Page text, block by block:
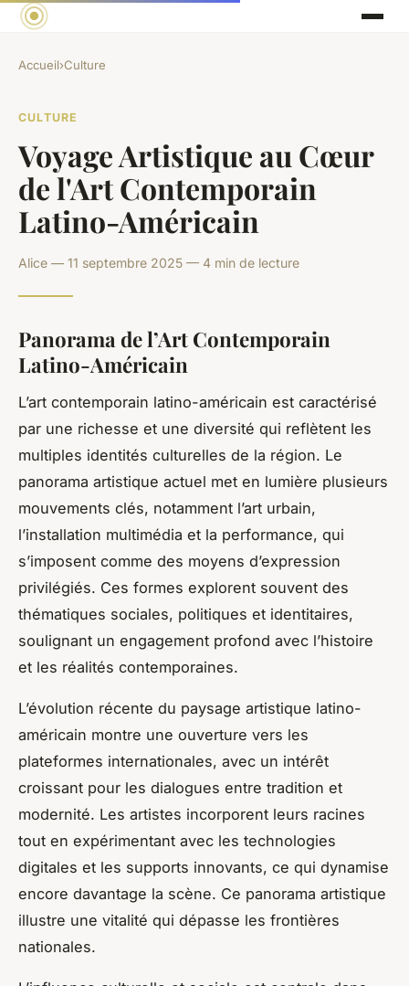
Accueil›Culture
CULTURE
Voyage Artistique au Cœur
de l'Art Contemporain
Latino-Américain
Alice — 11 septembre 2025 — 4 min de lecture
Panorama de l’Art Contemporain
Latino-Américain
L’art contemporain latino-américain est caractérisé
par une richesse et une diversité qui reflètent les
multiples identités culturelles de la région. Le
panorama artistique actuel met en lumière plusieurs
mouvements clés, notamment l’art urbain,
l’installation multimédia et la performance, qui
s’imposent comme des moyens d’expression
privilégiés. Ces formes explorent souvent des
thématiques sociales, politiques et identitaires,
soulignant un engagement profond avec l’histoire
et les réalités contemporaines.
L’évolution récente du paysage artistique latino-
américain montre une ouverture vers les
plateformes internationales, avec un intérêt
croissant pour les dialogues entre tradition et
modernité. Les artistes incorporent leurs racines
tout en expérimentant avec les technologies
digitales et les supports innovants, ce qui dynamise
encore davantage la scène. Ce panorama artistique
illustre une vitalité qui dépasse les frontières
nationales.